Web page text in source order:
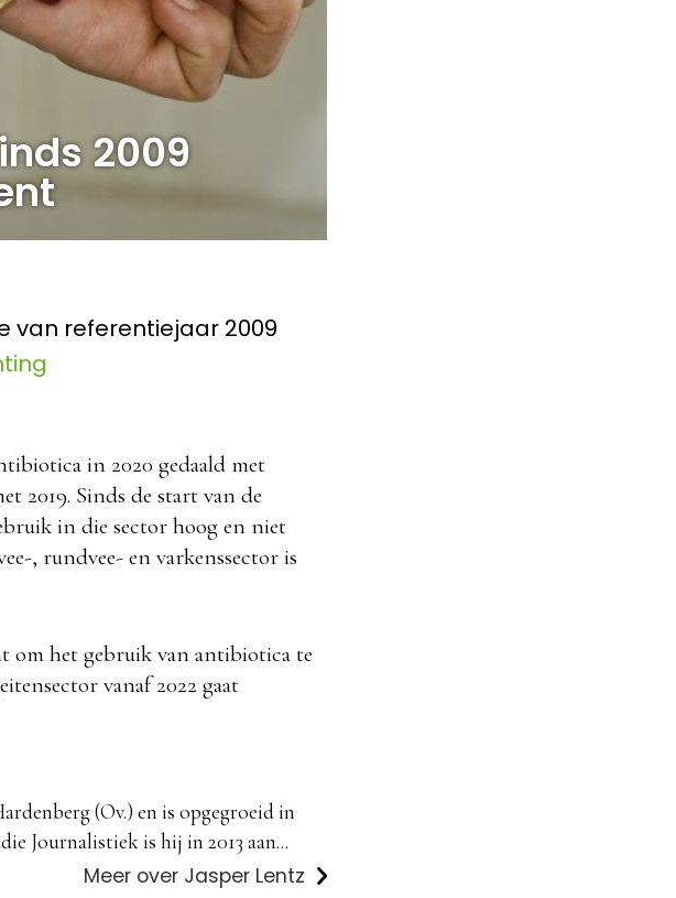
2009
van referentiejaar 2009
in 2020 gedaald met
2019. Sinds de start van de
in die sector hoog en niet
, rundvee- en varkenssector is
om het gebruik van antibiotica te
vanaf 2022 gaat
(Ov.) en is opgegroeid in
Journalistiek is hij in 2013 aan...
Meer over Jasper Lentz